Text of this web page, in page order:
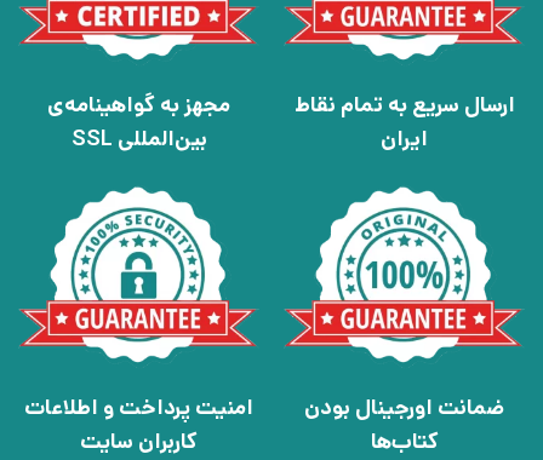
ارسال سریع به تمام نقاط
ایران
مجهز به گواهینامه‌ی
بین‌المللی SSL
ضمانت اورجینال بودن
کتاب‌ها
امنیت پرداخت و اطلاعات
کاربران سایت